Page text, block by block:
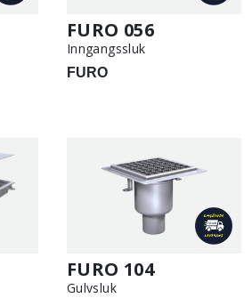
FURO 056
Inngangssluk
FURO
FURO 104
Gulvsluk